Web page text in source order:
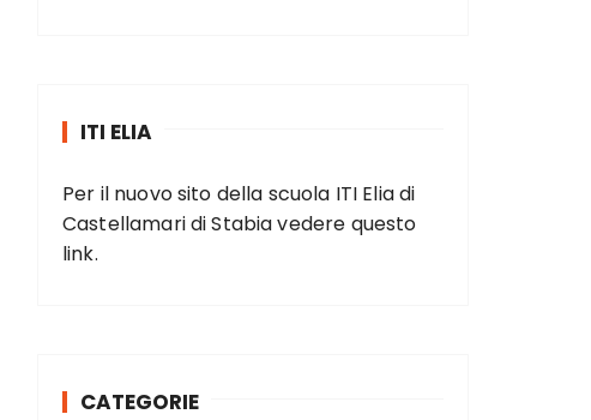
ITI ELIA
Per il nuovo sito della scuola ITI Elia di
Castellamari di Stabia vedere questo
link.
CATEGORIE